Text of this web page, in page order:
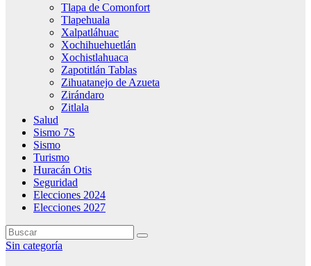
Tlapa de Comonfort
Tlapehuala
Xalpatláhuac
Xochihuehuetlán
Xochistlahuaca
Zapotitlán Tablas
Zihuatanejo de Azueta
Zirándaro
Zitlala
Salud
Sismo 7S
Sismo
Turismo
Huracán Otis
Seguridad
Elecciones 2024
Elecciones 2027
Sin categoría